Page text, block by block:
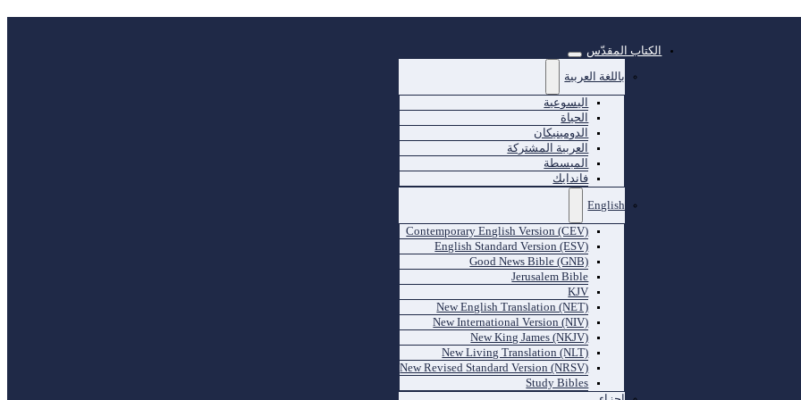
الكتاب المقدّس
باللغة العربية
اليسوعية
الحياة
الدومينيكان
العربية المشتركة
المبسطة
فاندايك
English
Contemporary English Version (CEV)
English Standard Version (ESV)
Good News Bible (GNB)
Jerusalem Bible
KJV
New English Translation (NET)
New International Version (NIV)
New King James (NKJV)
New Living Translation (NLT)
New Revised Standard Version (NRSV)
Study Bibles